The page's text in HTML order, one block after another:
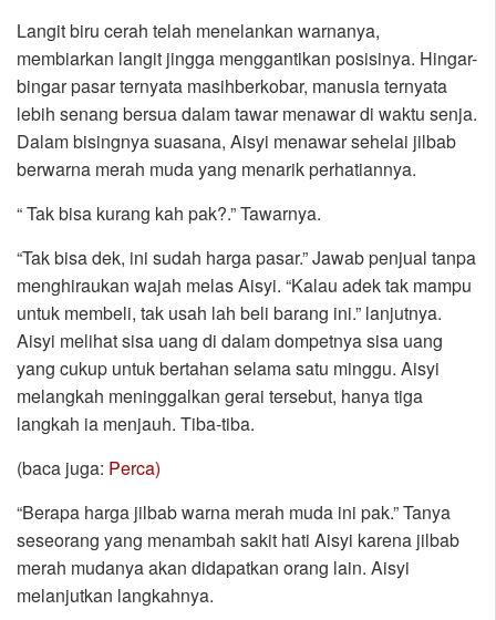
Langit biru cerah telah menelankan warnanya,
membiarkan langit jingga menggantikan posisinya. Hingar-
bingar pasar ternyata masihberkobar, manusia ternyata
lebih senang bersua dalam tawar menawar di waktu senja.
Dalam bisingnya suasana, Aisyi menawar sehelai jilbab
berwarna merah muda yang menarik perhatiannya.
“ Tak bisa kurang kah pak?.” Tawarnya.
“Tak bisa dek, ini sudah harga pasar.” Jawab penjual tanpa
menghiraukan wajah melas Aisyi. “Kalau adek tak mampu
untuk membeli, tak usah lah beli barang ini.” lanjutnya.
Aisyi melihat sisa uang di dalam dompetnya sisa uang
yang cukup untuk bertahan selama satu minggu. Aisyi
melangkah meninggalkan gerai tersebut, hanya tiga
langkah ia menjauh. Tiba-tiba.
(baca juga: Perca)
“Berapa harga jilbab warna merah muda ini pak.” Tanya
seseorang yang menambah sakit hati Aisyi karena jilbab
merah mudanya akan didapatkan orang lain. Aisyi
melanjutkan langkahnya.